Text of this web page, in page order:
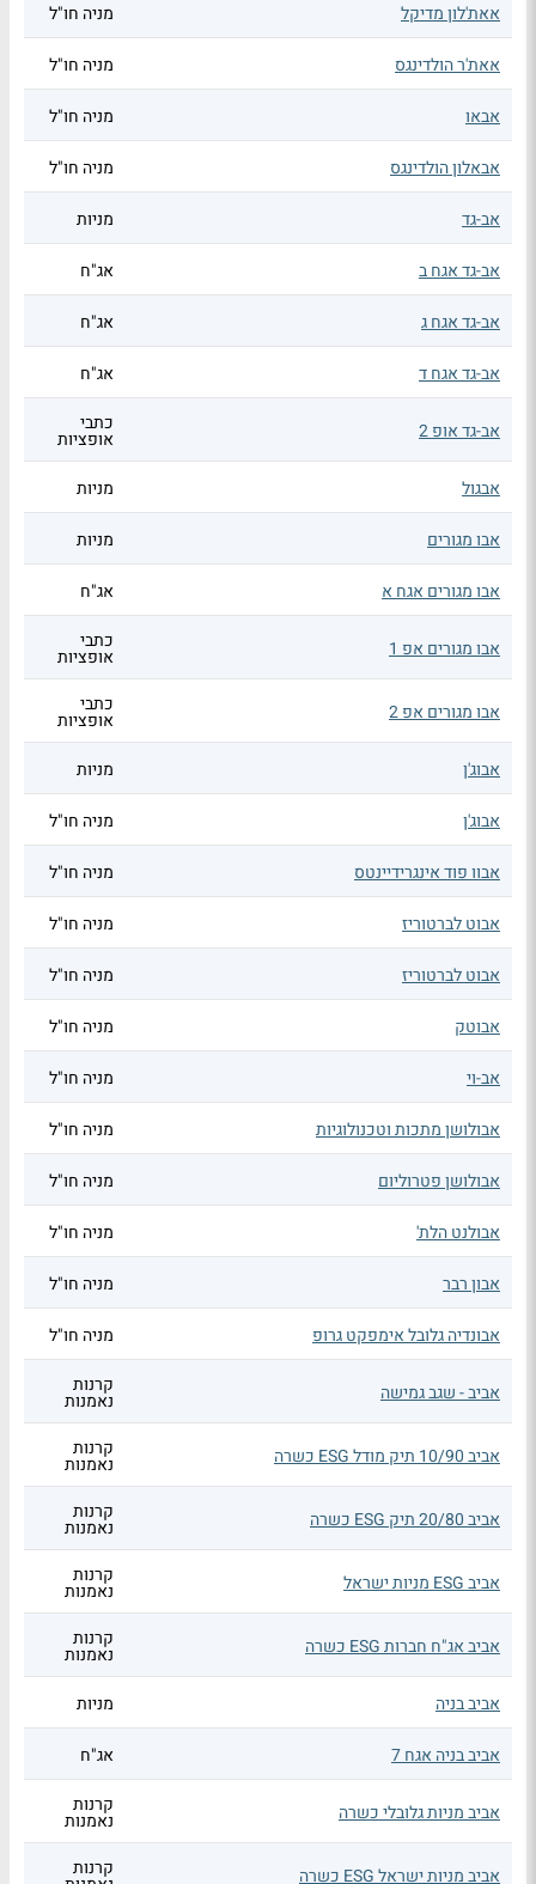
אאת'לון מדיקל מניה חו"ל
אאת'ר הולדינגס מניה חו"ל
אבאו מניה חו"ל
אבאלון הולדינגס מניה חו"ל
אב-גד מניות
אב-גד אגח ב אג"ח
אב-גד אגח ג אג"ח
אב-גד אגח ד אג"ח
אב-גד אופ 2 כתבי
אופציות
אבגול
מניות
אבו מגורים מניות
אבו מגורים אגח א אג"ח
אבו מגורים אפ 1 כתבי
אופציות
אבו מגורים אפ 2 כתבי
אופציות
אבוג'ן
מניות
אבוג'ן מניה חו"ל
אבוו פוד אינגרידיינטס מניה חו"ל
אבוט לברטוריז מניה חו"ל
אבוט לברטוריז מניה חו"ל
אבוטק מניה חו"ל
אב-וי מניה חו"ל
אבולושן מתכות וטכנולוגיות מניה חו"ל
אבולושן פטרוליום מניה חו"ל
אבולנט הלת' מניה חו"ל
אבון רבר מניה חו"ל
אבונדיה גלובל אימפקט גרופ מניה חו"ל
אביב - שגב גמישה קרנות
נאמנות
אביב 10/90 תיק מודל ESG כשרה קרנות
נאמנות
אביב 20/80 תיק ESG כשרה קרנות
נאמנות
אביב ESG מניות ישראל קרנות
נאמנות
אביב אג"ח חברות ESG כשרה קרנות
נאמנות
אביב בניה
מניות
אביב בניה אגח 7 אג"ח
אביב מניות גלובלי כשרה קרנות
נאמנות
אביב מניות ישראל ESG כשרה קרנות